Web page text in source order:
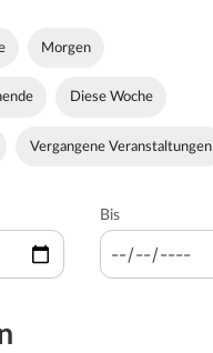
Morgen
Diese Woche
Vergangene Veranstaltungen
Bis